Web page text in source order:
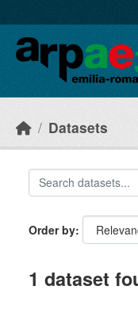
Datasets
Order by
1 dataset